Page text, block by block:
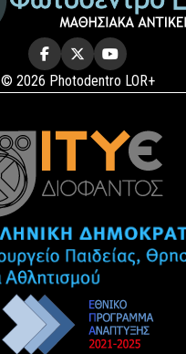
© 2026 Photodentro LOR+